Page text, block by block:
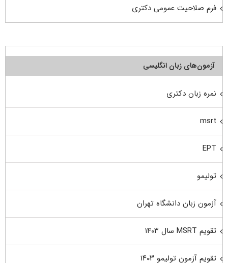
فرم صلاحیت عمومی دکتری
آزمون‌های زبان انگلیسی
نمره زبان دکتری
msrt
EPT
تولیمو
آزمون زبان دانشگاه تهران
تقویم MSRT سال ۱۴۰۳
تقویم آزمون تولیمو ۱۴۰۳